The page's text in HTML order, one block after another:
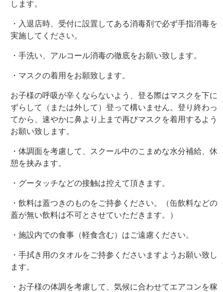
します。
・入退店時、受付に設置してある消毒剤で必ず手指消毒を
実施してください。
・手洗い、アルコール消毒の徹底をお願い致します。
・マスクの着用をお願致します。
お子様の呼吸が辛くならないよう、登る際はマスクを下に
ずらして（または外して）登って構いません。登り終わっ
てから、速やかに鼻より上まで再びマスクを着用するよう
お願い致します。
・体調面を考慮して、スクール中のこまめな水分補給、休
憩を挟みます。
・グータッチなどの接触は控えて頂きます。
・飲料は蓋つきのものをご持参ください。（缶飲料などの
蓋が無い飲料は不可とさせていただきます。）
・施設内での食事（軽食含む）はご遠慮ください。
・手拭き用のタオルをご持参くださいますようお願い致し
ます。
・お子様の体調を考慮して、気候に合わせてエアコンを稼